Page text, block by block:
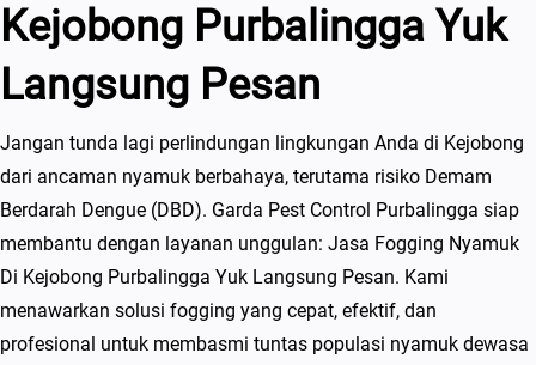
Kejobong Purbalingga Yuk
Langsung Pesan
Jangan tunda lagi perlindungan lingkungan Anda di Kejobong
dari ancaman nyamuk berbahaya, terutama risiko Demam
Berdarah Dengue (DBD). Garda Pest Control Purbalingga siap
membantu dengan layanan unggulan: Jasa Fogging Nyamuk
Di Kejobong Purbalingga Yuk Langsung Pesan. Kami
menawarkan solusi fogging yang cepat, efektif, dan
profesional untuk membasmi tuntas populasi nyamuk dewasa